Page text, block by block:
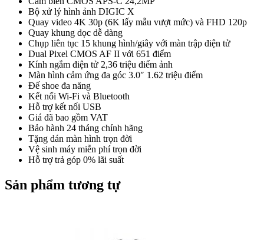
Bộ xử lý hình ảnh DIGIC X
Quay video 4K 30p (6K lấy mẫu vượt mức) và FHD 120p
Quay khung dọc dễ dàng
Chụp liên tục 15 khung hình/giây với màn trập điện tử
Dual Pixel CMOS AF II với 651 điểm
Kính ngắm điện tử 2,36 triệu điểm ảnh
Màn hình cảm ứng đa góc 3.0″ 1.62 triệu điểm
Đế shoe đa năng
Kết nối Wi-Fi và Bluetooth
Hỗ trợ kết nối USB
Giá đã bao gồm VAT
Bảo hành 24 tháng chính hãng
Tặng dán màn hình trọn đời
Vệ sinh máy miễn phí trọn đời
Hỗ trợ trả góp 0% lãi suất
Sản phẩm tương tự